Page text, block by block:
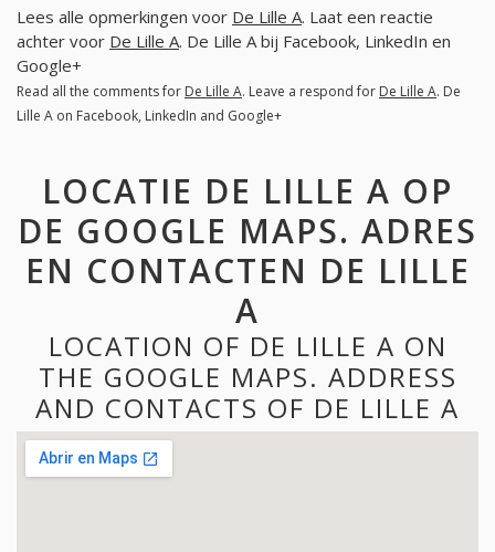
Lees alle opmerkingen voor De Lille A. Laat een reactie
achter voor De Lille A. De Lille A bij Facebook, LinkedIn en
Google+
Read all the comments for De Lille A. Leave a respond for De Lille A. De
Lille A on Facebook, LinkedIn and Google+
LOCATIE DE LILLE A OP
DE GOOGLE MAPS. ADRES
EN CONTACTEN DE LILLE
A
LOCATION OF DE LILLE A ON
THE GOOGLE MAPS. ADDRESS
AND CONTACTS OF DE LILLE A